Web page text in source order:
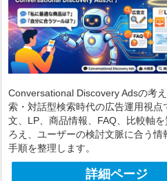
Conversational Discovery Adsの考
索・対話型検索時代の広告運用視点
文、LP、商品情報、FAQ、比較軸
ろえ、ユーザーの検討文脈に合う情
手順を整理します。
詳細ページ